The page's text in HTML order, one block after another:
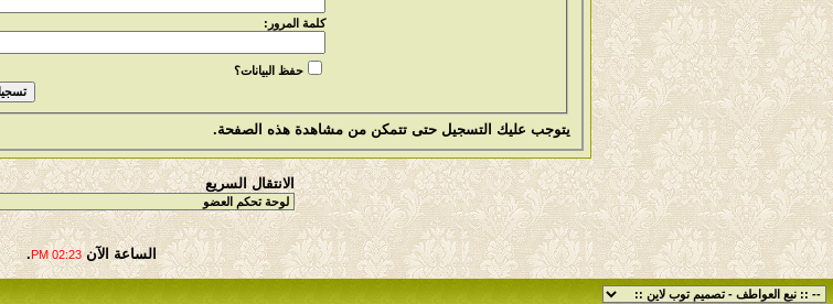
كلمة المرور:
حفظ البيانات؟
يتوجب عليك التسجيل حتى تتمكن من مشاهدة هذه الصفحة.
الانتقال السريع
الساعة الآن02:23 PM
.